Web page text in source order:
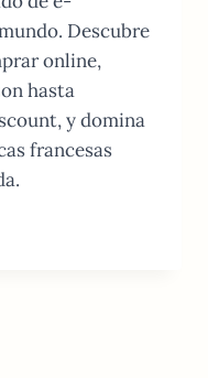
Descubre
online,
hasta
y domina
francesas